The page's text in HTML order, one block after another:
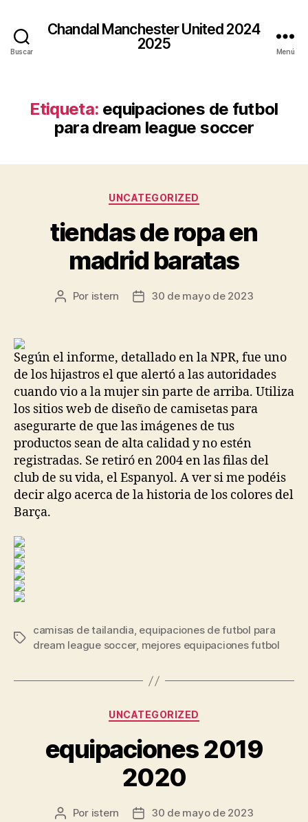
Buscar
Chandal Manchester United 2024
2025
Menú
Etiqueta: equipaciones de futbol
para dream league soccer
Categorías
UNCATEGORIZED
tiendas de ropa en
madrid baratas
Autor
Por istern
Fecha30 de mayo de 2023
Según el informe, detallado en la NPR, fue uno
de los hijastros el que alertó a las autoridades
cuando vio a la mujer sin parte de arriba. Utiliza
los sitios web de diseño de camisetas para
asegurarte de que las imágenes de tus
productos sean de alta calidad y no estén
registradas. Se retiró en 2004 en las filas del
club de su vida, el Espanyol. A ver si me podéis
decir algo acerca de la historia de los colores del
Barça.
Etiquetas
camisas de tailandia, equipaciones de futbol para
dream league soccer, mejores equipaciones futbol
Categorías
UNCATEGORIZED
equipaciones 2019
2020
Autor
Por istern
Fecha30 de mayo de 2023